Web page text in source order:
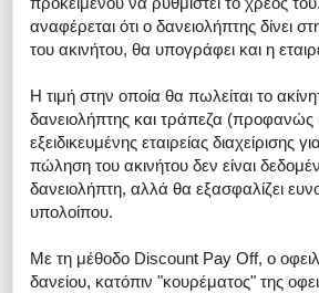
αναφέρεται ότι ο δανειολήπτης δίνει
του ακινήτου, θα υπογράφει και η
Η τιμή στην οποία θα πωλείται το
δανειολήπτης και τράπεζα (προφανώς
εξειδικευμένης εταιρείας διαχείρισης
πώληση του ακινήτου δεν είναι
δανειολήπτη, αλλά θα εξασφαλίζει
υπολοίπου.
Με τη μέθοδο Discount Pay Off, ο
δανείου, κατόπιν "κουρέματος" της